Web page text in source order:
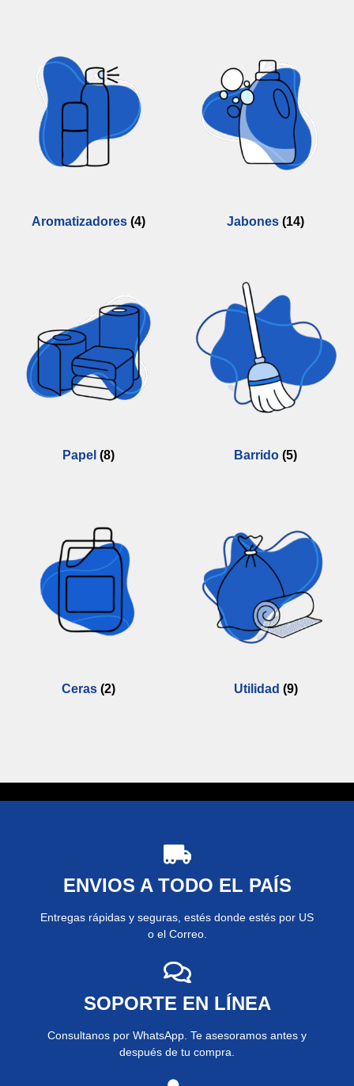
Aromatizadores (4) Jabones (14)
Papel (8) Barrido (5)
Ceras (2) Utilidad (9)
ENVIOS A TODO EL PAÍS
Entregas rápidas y seguras, estés donde estés por US
o el Correo.
SOPORTE EN LÍNEA
Consultanos por WhatsApp. Te asesoramos antes y
después de tu compra.